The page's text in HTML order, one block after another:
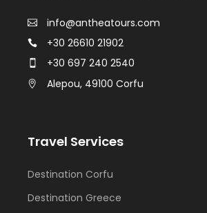
info@antheatours.com
+30 26610 21902
+30 697 240 2540
Alepou, 49100 Corfu
Travel Services
Destination Corfu
Destination Greece